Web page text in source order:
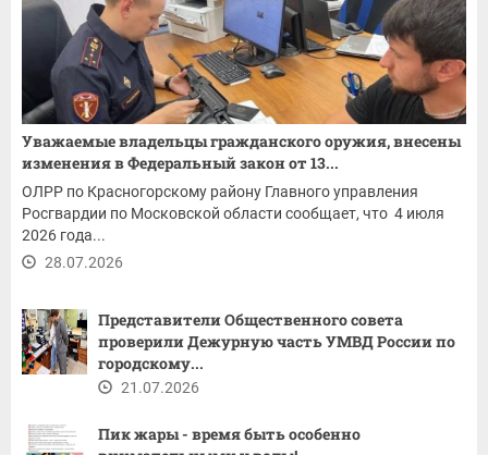
Уважаемые владельцы гражданского оружия, внесены
изменения в Федеральный закон от 13...
ОЛРР по Красногорскому району Главного управления
Росгвардии по Московской области сообщает, что 4 июля
2026 года...
28.07.2026
Представители Общественного совета
проверили Дежурную часть УМВД России по
городскому...
21.07.2026
Пик жары - время быть особенно